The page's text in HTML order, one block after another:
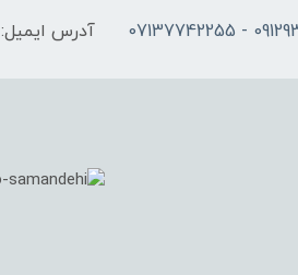
آدرس ایمیل: